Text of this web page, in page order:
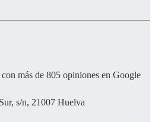
más de 805 opiniones en Google
s/n, 21007 Huelva